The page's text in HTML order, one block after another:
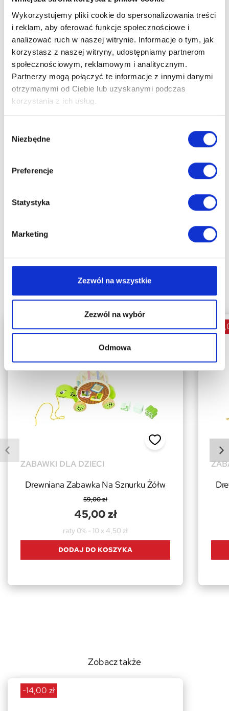
Wykorzystujemy pliki cookie do spersonalizowania treści
i reklam, aby oferować funkcje społecznościowe i
analizować ruch w naszej witrynie. Informacje o tym, jak
korzystasz z naszej witryny, udostępniamy partnerom
społecznościowym, reklamowym i analitycznym.
Partnerzy mogą połączyć te informacje z innymi danymi
otrzymanymi od Ciebie lub uzyskanymi podczas
korzystania z ich usług.
zgody
Niezbędne
Preferencje
Statystyka
Marketing
Zezwól na wszystkie
Zezwól na wybór
Odmowa
Upewnij się, że dziecko bawi się zabawką w bezpiecznym
otoczeniu, z dala od schodów, ostrych przedmiotów i innych
potencjalnych zagrożeń.
Naucz dziecko, jak prawidłowo używać zabawki i ostrzegaj
przed niebezpieczeństwami związanymi z nieprawidłowym
użytkowaniem.
Regularnie czyść zabawkę, aby zapobiec gromadzeniu się
brudu i bakterii. Używaj łagodnych środków czyszczących i
jej dziecku.
dla dzieci, gdy nie jest używana.
Najpopularniejsze produkty w naszym sklepie
ZABAWKI DLA DZIECI
Drewniana Zabawka Na Sznurku Żółw
59,00 zł
45,00 zł
-14,00 zł
raty 0% - 10 x 4,50 zł
DODAJ DO KOSZYKA
-
Zobacz także
-14,00 zł